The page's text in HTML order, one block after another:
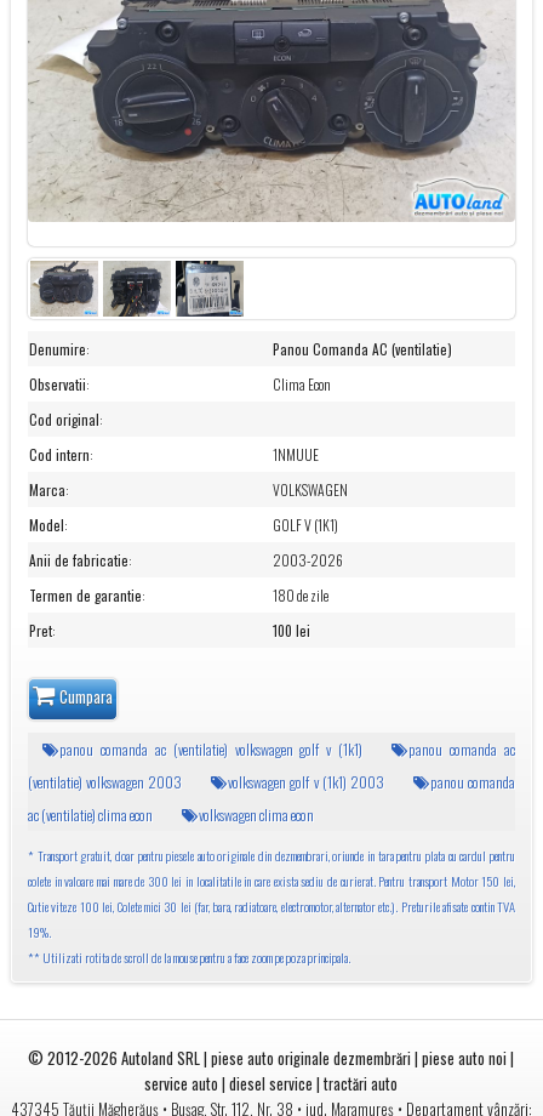
Denumire:
Panou Comanda AC (ventilatie)
Observatii:
Clima Econ
Cod original:
Cod intern:
1NMUUE
Marca:
VOLKSWAGEN
Model:
GOLF V (1K1)
Anii de fabricatie:
2003-2026
Termen de garantie:
180 de zile
Pret: 100 lei
Cumpara
panou comanda ac (ventilatie) volkswagen golf v (1k1)
panou comanda ac
(ventilatie) volkswagen 2003
volkswagen golf v (1k1) 2003
panou comanda
ac (ventilatie) clima econ
volkswagen clima econ
* Transport gratuit, doar pentru piesele auto originale din dezmembrari, oriunde in tara pentru plata cu cardul pentru
colete in valoare mai mare de 300 lei in localitatile in care exista sediu de curierat. Pentru transport Motor 150 lei,
Cutie viteze 100 lei, Colete mici 30 lei (far, bara, radiatoare, electromotor, alternator etc.). Preturile afisate contin TVA
19%.
** Utilizati rotita de scroll de la mouse pentru a face zoom pe poza principala.
© 2012-2026Autoland SRL | piese auto originale dezmembrări | piese auto noi |
service auto | diesel service | tractări auto
437345 Tăuții Măgherăuș• Bușag, Str. 112, Nr. 38 • jud. Maramureș • Departament vânzări: